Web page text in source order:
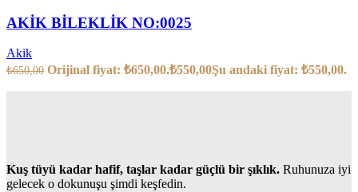
AKİK BİLEKLİK NO:0025
Akik
₺650,00 Orijinal fiyat: ₺650,00.₺550,00Şu andaki fiyat: ₺550,00.
Kuş tüyü kadar hafif, taşlar kadar güçlü bir şıklık. Ruhunuza iyi
gelecek o dokunuşu şimdi keşfedin.